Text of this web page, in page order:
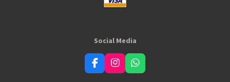
Social Media
F
a
I
n
W
h